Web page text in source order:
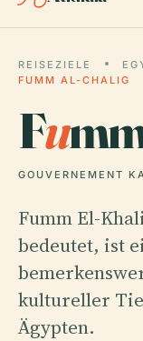
REISEZIELE
FUMM AL-CHALIG
Fu
GOUVERNEMENT
Fumm El-
bedeutet, ist
kultureller
Ägypten.